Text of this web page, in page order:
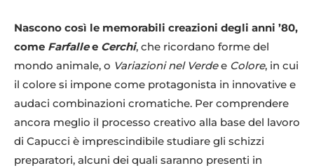
Nascono così le memorabili creazioni degli anni ’80,
come Farfallee Cerchi, che ricordano forme del
mondo animale, o Variazioni nel Verdee Colore, in cui
il colore si impone come protagonista in innovative e
audaci combinazioni cromatiche. Per comprendere
ancora meglio il processo creativo alla base del lavoro
di Capucci è imprescindibile studiare gli schizzi
preparatori, alcuni dei quali saranno presenti in